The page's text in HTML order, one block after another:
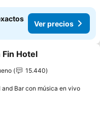
Ver precios
a favoritos
Hotel
15.440
and Bar con música en vivo